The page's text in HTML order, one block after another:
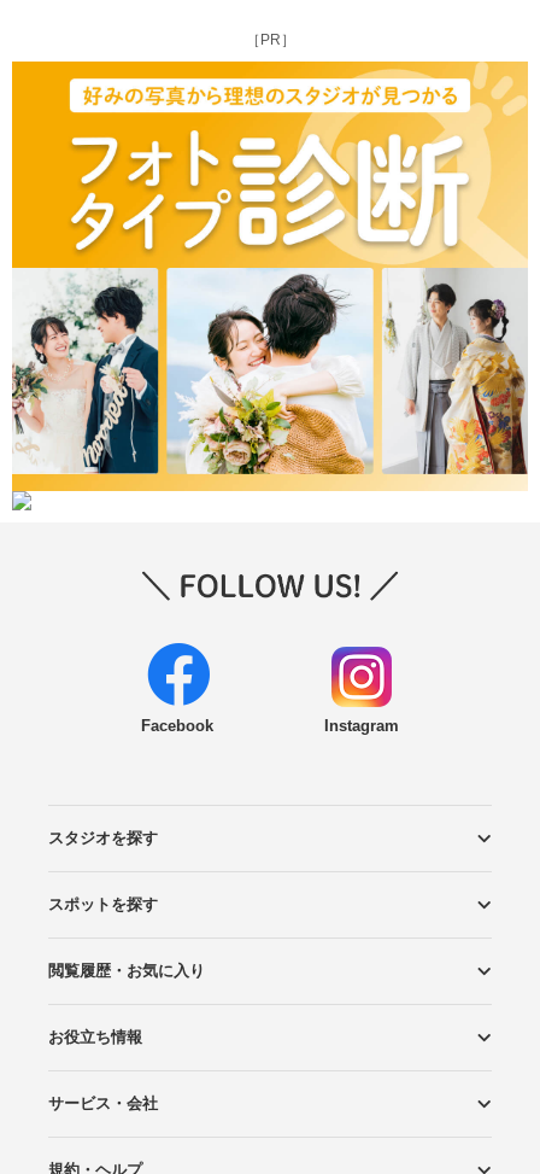
［PR］
Facebook Instagram
スタジオを探す
エリアから探す
こだわりから探す
NEW PHOTO STYLE
プランから探す
フォトタイプ診断
フォトグラファーから探す
国内リゾートから探す
スポットを探す
ロケーションから探す
スタジオから探す
閲覧履歴・お気に入り
閲覧スタジオ
お気に入り
お役立ち情報
Wedding Photo マガジン
はじめてガイド
サービス・会社
Photoraitとは
スタジオの掲載について
お問い合わせ
運営会社
サイトマップ
規約・ヘルプ